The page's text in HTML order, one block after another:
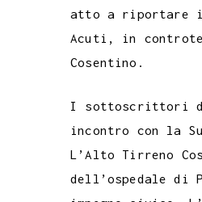
atto a riportare il
Acuti, in
Cosentino.
I sottoscrittori
incontro con la
L’Alto Tirreno
dell’ospedale di